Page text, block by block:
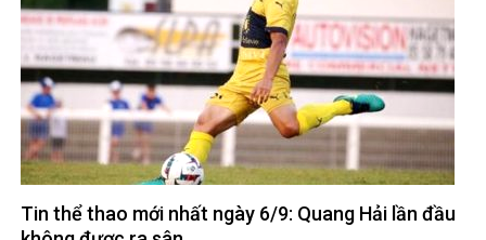
Tin thể thao mới nhất ngày 6/9: Quang Hải lần đầu